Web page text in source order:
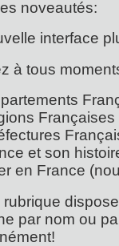
noveautés:
interface
à tous
et son
en France
rubrique
par nom ou